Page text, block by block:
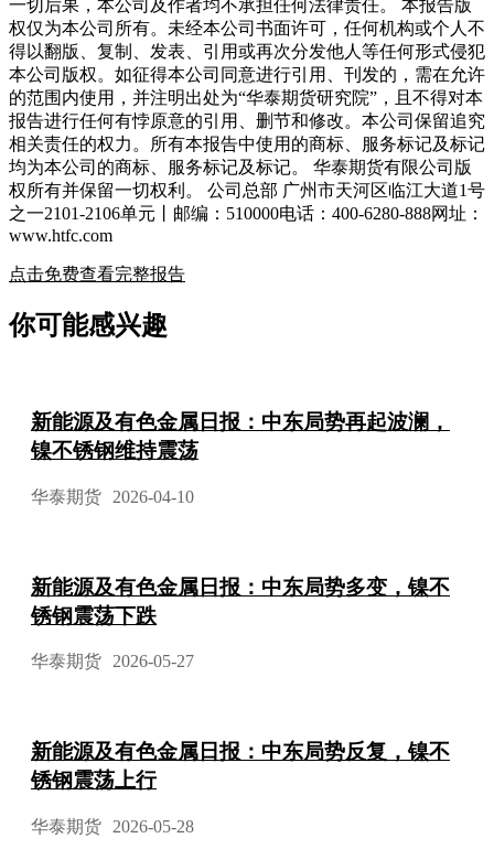
一切后果，本公司及作者均不承担任何法律责任。 本报告版
权仅为本公司所有。未经本公司书面许可，任何机构或个人不
得以翻版、复制、发表、引用或再次分发他人等任何形式侵犯
本公司版权。如征得本公司同意进行引用、刊发的，需在允许
的范围内使用，并注明出处为“华泰期货研究院”，且不得对本
报告进行任何有悖原意的引用、删节和修改。本公司保留追究
相关责任的权力。所有本报告中使用的商标、服务标记及标记
均为本公司的商标、服务标记及标记。 华泰期货有限公司版
权所有并保留一切权利。 公司总部 广州市天河区临江大道1号
之一2101-2106单元丨邮编：510000电话：400-6280-888网址：
www.htfc.com
点击免费查看完整报告
你可能感兴趣
新能源及有色金属日报：中东局势再起波澜，
镍不锈钢维持震荡
华泰期货 2026-04-10
新能源及有色金属日报：中东局势多变，镍不
锈钢震荡下跌
华泰期货 2026-05-27
新能源及有色金属日报：中东局势反复，镍不
锈钢震荡上行
华泰期货 2026-05-28